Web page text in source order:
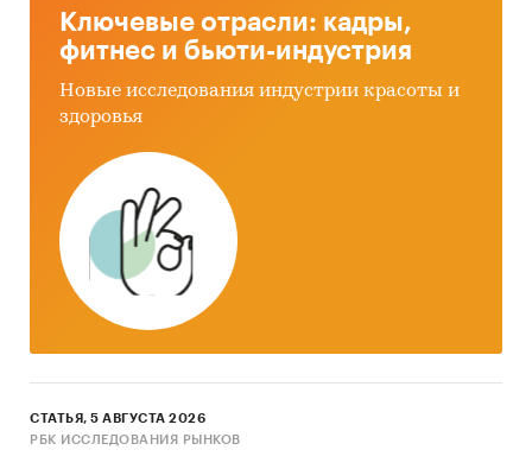
Ключевые отрасли: кадры,
фитнес и бьюти-индустрия
Новые исследования индустрии красоты и
здоровья
СТАТЬЯ, 5 АВГУСТА 2026
РБК ИССЛЕДОВАНИЯ РЫНКОВ